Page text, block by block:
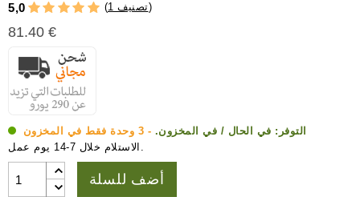
5,0 ( 1 تصنيف)
81.40 €
التوفر: في الحال / في المخزون. - 3 وحدة فقط في المخزون
الاستلام خلال 7-14 يوم عمل.
أضف للسلة